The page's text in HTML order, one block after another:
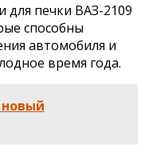
для печки ВАЗ-2109
способны
автомобиля и
время года.
новый